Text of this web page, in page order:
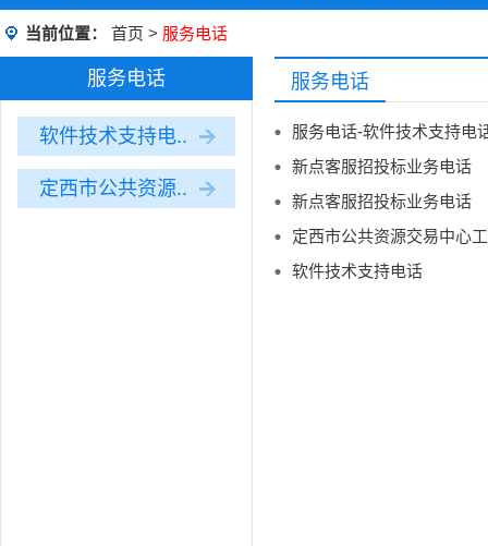
当前位置： 首页 > 服务电话
服务电话
软件技术支持电..
定西市公共资源..
服务电话
服务电话-软件技术支持电
新点客服招投标业务电话
新点客服招投标业务电话
定西市公共资源交易中心
软件技术支持电话